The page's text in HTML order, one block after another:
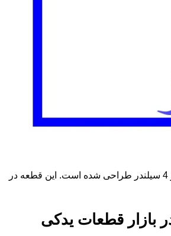
به طور خاص برای خودروهای ام وی ام110 با موتور 4 سیلندر طراحی شده است. این قطعه در
بازار قطعات یدکی